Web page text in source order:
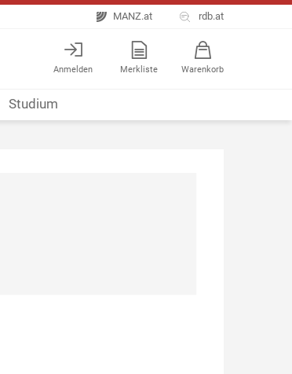
MANZ.at rdb.at
Anmelden Merkliste Warenkorb
Studium